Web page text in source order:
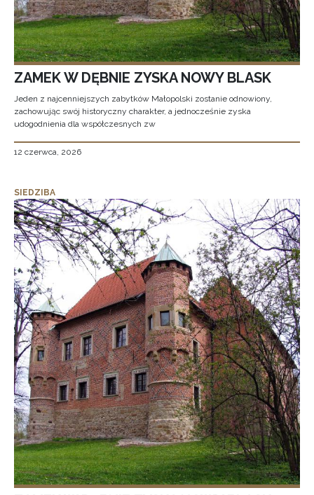
ZAMEK W DĘBNIE ZYSKA NOWY BLASK
Jeden z najcenniejszych zabytków Małopolski zostanie odnowiony,
zachowując swój historyczny charakter, a jednocześnie zyska
udogodnienia dla współczesnych zw
12 czerwca, 2026
SIEDZIBA